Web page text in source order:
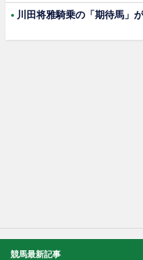
川田将雅騎乗の「期待馬」
競馬最新記事